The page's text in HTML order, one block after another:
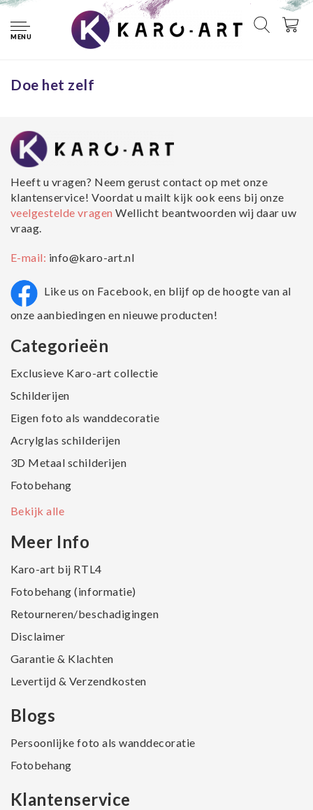
MENU
Doe het zelf
Geen producten gevonden!...
Doe het zelf
Heeft u vragen? Neem gerust contact op met onze
klantenservice! Voordat u mailt kijk ook eens bij onze
veelgestelde vragenWellicht beantwoorden wij daar uw
vraag.
E-mail: info@karo-art.nl
Like us on Facebook, en blijf op de hoogte van al
onze aanbiedingen en nieuwe producten!
Categorieën
Exclusieve Karo-art collectie
Schilderijen
Eigen foto als wanddecoratie
Acrylglas schilderijen
3D Metaal schilderijen
Fotobehang
Bekijk alle
Meer Info
Karo-art bij RTL4
Fotobehang (informatie)
Retourneren/beschadigingen
Disclaimer
Garantie & Klachten
Levertijd & Verzendkosten
Blogs
Persoonlijke foto als wanddecoratie
Fotobehang
Klantenservice